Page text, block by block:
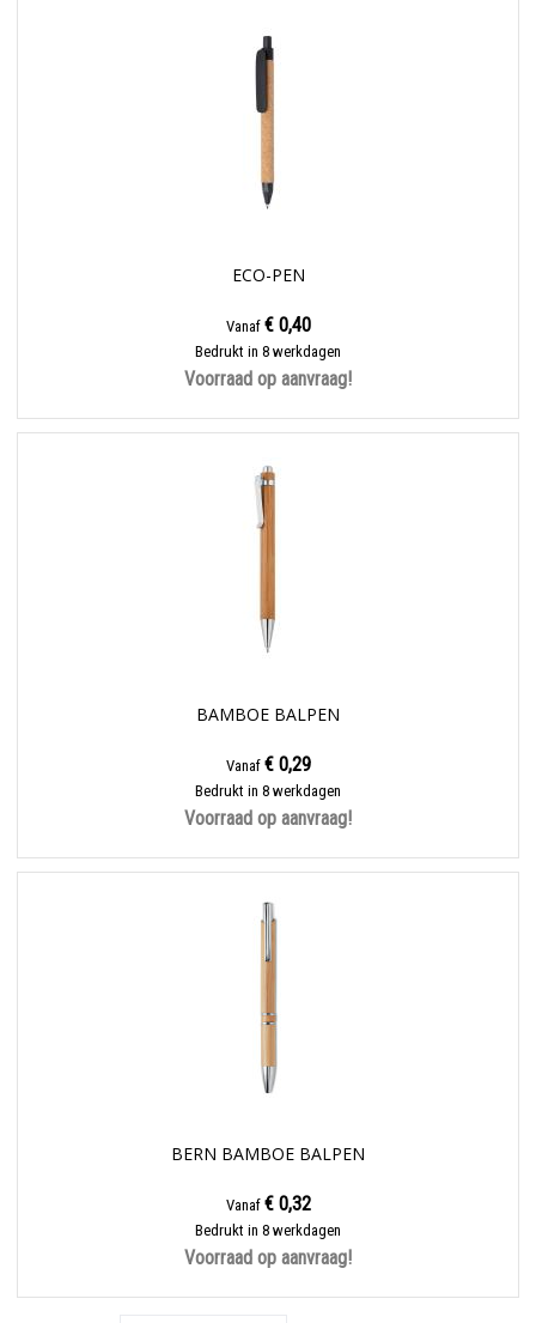
ECO-PEN
Vanaf € 0,40
Bedrukt in 8 werkdagen
Voorraad op aanvraag!
BAMBOE BALPEN
Vanaf € 0,29
Bedrukt in 8 werkdagen
Voorraad op aanvraag!
BERN BAMBOE BALPEN
Vanaf € 0,32
Bedrukt in 8 werkdagen
Voorraad op aanvraag!